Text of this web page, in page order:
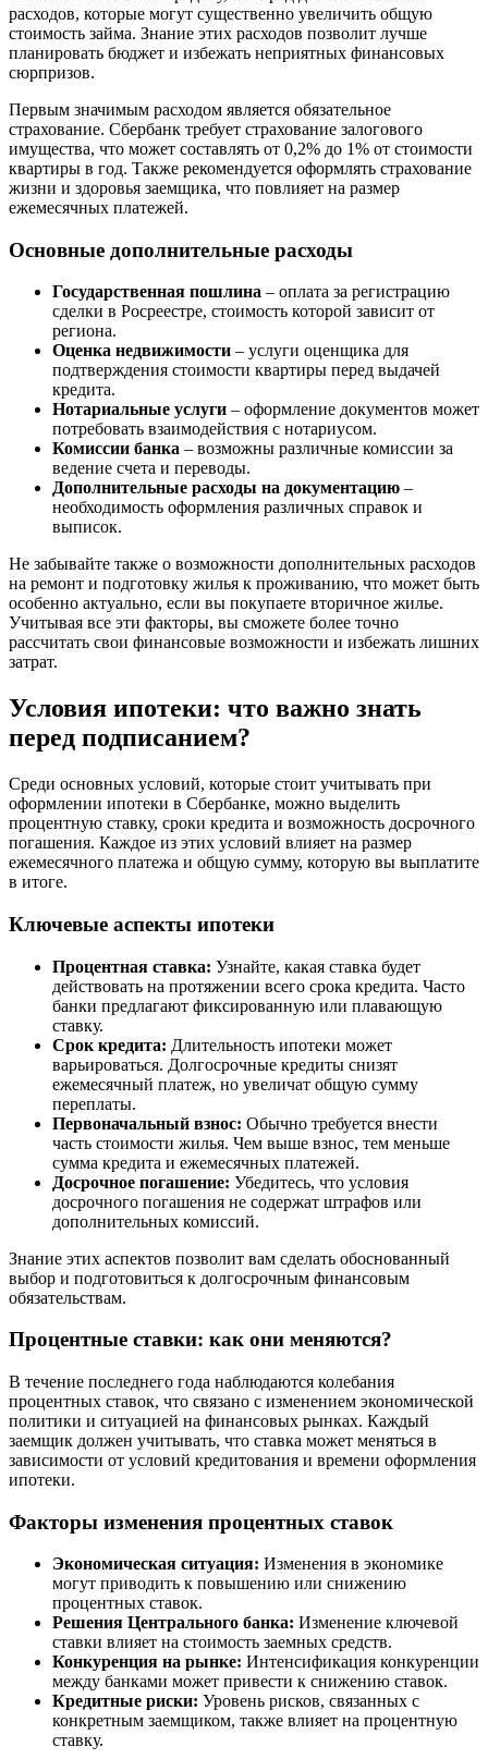
расходов, которые могут существенно увеличить общую
стоимость займа. Знание этих расходов позволит лучше
планировать бюджет и избежать неприятных финансовых
сюрпризов.
Первым значимым расходом является обязательное
страхование. Сбербанк требует страхование залогового
имущества, что может составлять от 0,2% до 1% от стоимости
квартиры в год. Также рекомендуется оформлять страхование
жизни и здоровья заемщика, что повлияет на размер
ежемесячных платежей.
Основные дополнительные расходы
Государственная пошлина – оплата за регистрацию
сделки в Росреестре, стоимость которой зависит от
региона.
Оценка недвижимости – услуги оценщика для
подтверждения стоимости квартиры перед выдачей
кредита.
Нотариальные услуги – оформление документов может
потребовать взаимодействия с нотариусом.
Комиссии банка – возможны различные комиссии за
ведение счета и переводы.
Дополнительные расходы на документацию –
необходимость оформления различных справок и
выписок.
Не забывайте также о возможности дополнительных расходов
на ремонт и подготовку жилья к проживанию, что может быть
особенно актуально, если вы покупаете вторичное жилье.
Учитывая все эти факторы, вы сможете более точно
рассчитать свои финансовые возможности и избежать лишних
затрат.
Условия ипотеки: что важно знать
перед подписанием?
Среди основных условий, которые стоит учитывать при
оформлении ипотеки в Сбербанке, можно выделить
процентную ставку, сроки кредита и возможность досрочного
погашения. Каждое из этих условий влияет на размер
ежемесячного платежа и общую сумму, которую вы выплатите
в итоге.
Ключевые аспекты ипотеки
Процентная ставка: Узнайте, какая ставка будет
действовать на протяжении всего срока кредита. Часто
банки предлагают фиксированную или плавающую
ставку.
Срок кредита: Длительность ипотеки может
варьироваться. Долгосрочные кредиты снизят
ежемесячный платеж, но увеличат общую сумму
переплаты.
Первоначальный взнос: Обычно требуется внести
часть стоимости жилья. Чем выше взнос, тем меньше
сумма кредита и ежемесячных платежей.
Досрочное погашение: Убедитесь, что условия
досрочного погашения не содержат штрафов или
дополнительных комиссий.
Знание этих аспектов позволит вам сделать обоснованный
выбор и подготовиться к долгосрочным финансовым
обязательствам.
Процентные ставки: как они меняются?
В течение последнего года наблюдаются колебания
процентных ставок, что связано с изменением экономической
политики и ситуацией на финансовых рынках. Каждый
заемщик должен учитывать, что ставка может меняться в
зависимости от условий кредитования и времени оформления
ипотеки.
Факторы изменения процентных ставок
Экономическая ситуация: Изменения в экономике
могут приводить к повышению или снижению
процентных ставок.
Решения Центрального банка: Изменение ключевой
ставки влияет на стоимость заемных средств.
Конкуренция на рынке: Интенсификация конкуренции
между банками может привести к снижению ставок.
Кредитные риски: Уровень рисков, связанных с
конкретным заемщиком, также влияет на процентную
ставку.